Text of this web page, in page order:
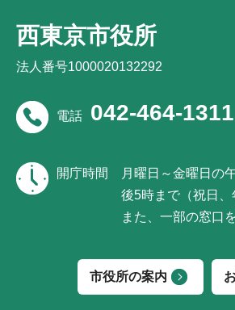
西東京市役所
法人番号1000020132292
電話 042-464-1311
開庁時間
月曜日～金曜日の
後5時まで（祝日、
また、一部の窓口
市役所の案内